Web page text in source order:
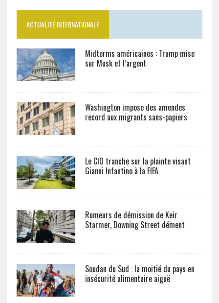
ACTUALITÉ INTERNATIONALE
Midterms américaines : Trump mise
sur Musk et l’argent
Washington impose des amendes
record aux migrants sans-papiers
Le CIO tranche sur la plainte visant
Gianni Infantino à la FIFA
Rumeurs de démission de Keir
Starmer, Downing Street dément
Soudan du Sud : la moitié du pays en
insécurité alimentaire aiguë